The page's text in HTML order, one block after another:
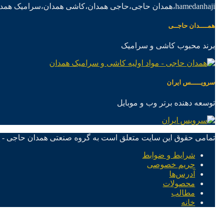
hamedanhaji،همدان حاجی،حاجی همدان،کاشی همدان،سرامیک همدان،موادکاشی سرامیک
همــــدان حاجــی
برند محبوب کاشی و سرامیک
سرویـــــس ایران
توسعه دهنده برتر وب و موبایل
تمامی حقوق این سایت متعلق است به گروه صنعتی همدان حاجی -
شرایط و ضوابط
حریم خصوصی
آدرس‌ها
محصولات
مطالب
خانه